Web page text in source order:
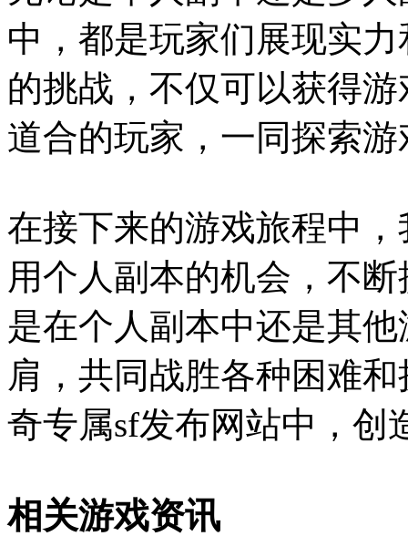
中，都是玩家们展现实
的挑战，不仅可以获得
道合的玩家，一同探索
在接下来的游戏旅程中
用个人副本的机会，不
是在个人副本中还是其
肩，共同战胜各种困难
奇专属sf发布网站中，创
相关游戏资讯